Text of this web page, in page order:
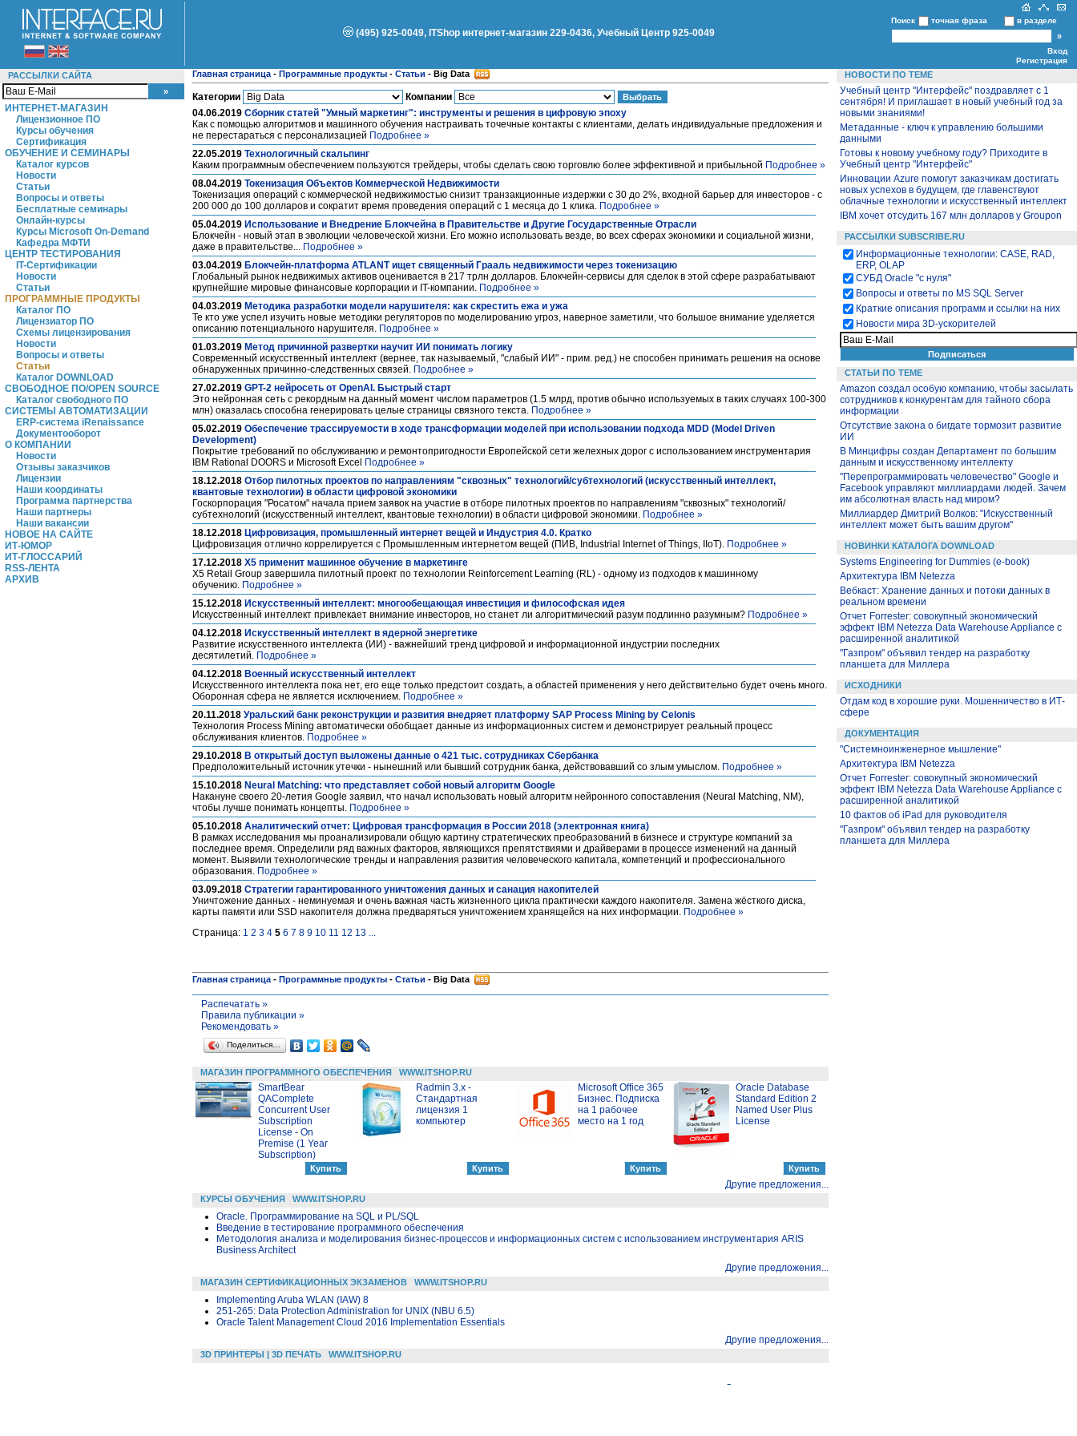
(495) 925-0049, ITShop интернет-магазин 229-0436, Учебный Центр 925-0049
Поиск точная фраза в разделе
Вход
Регистрация
РАССЫЛКИ САЙТА
ИНТЕРНЕТ-МАГАЗИН
Лицензионное ПО
Курсы обучения
Сертификация
ОБУЧЕНИЕ И СЕМИНАРЫ
Каталог курсов
Новости
Статьи
Вопросы и ответы
Бесплатные семинары
Онлайн-курсы
Курсы Microsoft On-Demand
Кафедра МФТИ
ЦЕНТР ТЕСТИРОВАНИЯ
IT-Сертификации
Новости
Статьи
ПРОГРАММНЫЕ ПРОДУКТЫ
Каталог ПО
Лицензиатор ПО
Схемы лицензирования
Новости
Вопросы и ответы
Статьи
Каталог DOWNLOAD
СВОБОДНОЕ ПО/OPEN SOURCE
Каталог свободного ПО
СИСТЕМЫ АВТОМАТИЗАЦИИ
ERP-система iRenaissance
Документооборот
О КОМПАНИИ
Новости
Отзывы заказчиков
Лицензии
Наши координаты
Программа партнерства
Наши партнеры
Наши вакансии
НОВОЕ НА САЙТЕ
ИТ-ЮМОР
ИТ-ГЛОССАРИЙ
RSS-ЛЕНТА
АРХИВ
Главная страница - Программные продукты - Статьи - Big Data
Категории
Компании
04.06.2019 Сборник статей "Умный маркетинг": инструменты и решения в цифровую эпоху
Как с помощью алгоритмов и машинного обучения настраивать точечные контакты с клиентами, делать индивидуальные предложения и
не перестараться с персонализацией Подробнее »
22.05.2019 Технологичный скальпинг
Каким программным обеспечением пользуются трейдеры, чтобы сделать свою торговлю более эффективной и прибыльной Подробнее »
08.04.2019 Токенизация Объектов Коммерческой Недвижимости
Токенизация операций с коммерческой недвижимостью снизит транзакционные издержки с 30 до 2%, входной барьер для инвесторов - с
200 000 до 100 долларов и сократит время проведения операций с 1 месяца до 1 клика. Подробнее »
05.04.2019 Использование и Внедрение Блокчейна в Правительстве и Другие Государственные Отрасли
Блокчейн - новый этап в эволюции человеческой жизни. Его можно использовать везде, во всех сферах экономики и социальной жизни,
даже в правительстве... Подробнее »
03.04.2019 Блокчейн-платформа ATLANT ищет священный Грааль недвижимости через токенизацию
Глобальный рынок недвижимых активов оценивается в 217 трлн долларов. Блокчейн-сервисы для сделок в этой сфере разрабатывают
крупнейшие мировые финансовые корпорации и IT-компании. Подробнее »
04.03.2019 Методика разработки модели нарушителя: как скрестить ежа и ужа
Те кто уже успел изучить новые методики регуляторов по моделированию угроз, наверное заметили, что большое внимание уделяется
описанию потенциального нарушителя. Подробнее »
01.03.2019 Метод причинной развертки научит ИИ понимать логику
Современный искусственный интеллект (вернее, так называемый, "слабый ИИ" - прим. ред.) не способен принимать решения на основе
обнаруженных причинно-следственных связей. Подробнее »
27.02.2019 GPT-2 нейросеть от OpenAI. Быстрый старт
Это нейронная сеть с рекордным на данный момент числом параметров (1.5 млрд, против обычно используемых в таких случаях 100-300
млн) оказалась способна генерировать целые страницы связного текста. Подробнее »
05.02.2019 Обеспечение трассируемости в ходе трансформации моделей при использовании подхода MDD (Model Driven
Development)
Покрытие требований по обслуживанию и ремонтопригодности Европейской сети желехных дорог с использованием инструментария
IBM Rational DOORS и Microsoft Excel
Подробнее »
18.12.2018 Отбор пилотных проектов по направлениям "сквозных" технологий/субтехнологий (искусственный интеллект,
квантовые технологии) в области цифровой экономики
Госкорпорация "Росатом" начала прием заявок на участие в отборе пилотных проектов по направлениям "сквозных" технологий/
субтехнологий (искусственный интеллект, квантовые технологии) в области цифровой экономики. Подробнее »
18.12.2018 Цифровизация, промышленный интернет вещей и Индустрия 4.0. Кратко
Цифровизация отлично коррелируется с Промышленным интернетом вещей (ПИВ, Industrial Internet of Things, IIoT). Подробнее »
17.12.2018 X5 применит машинное обучение в маркетинге
X5 Retail Group завершила пилотный проект по технологии Reinforcement Learning (RL) - одному из подходов к машинному
обучению. Подробнее »
15.12.2018 Искусственный интеллект: многообещающая инвестиция и философская идея
Искусственный интеллект привлекает внимание инвесторов, но станет ли алгоритмический разум подлинно разумным? Подробнее »
04.12.2018 Искусственный интеллект в ядерной энергетике
Развитие искусственного интеллекта (ИИ) - важнейший тренд цифровой и информационной индустрии последних
десятилетий. Подробнее »
04.12.2018 Военный искусственный интеллект
Искусственного интеллекта пока нет, его еще только предстоит создать, а областей применения у него действительно будет очень много.
Оборонная сфера не является исключением. Подробнее »
20.11.2018 Уральский банк реконструкции и развития внедряет платформу SAP Process Mining by Celonis
Технология Process Mining автоматически обобщает данные из информационных систем и демонстрирует реальный процесс
обслуживания клиентов. Подробнее »
29.10.2018 В открытый доступ выложены данные о 421 тыс. сотрудниках Сбербанка
Предположительный источник утечки - нынешний или бывший сотрудник банка, действовавший со злым умыслом. Подробнее »
15.10.2018 Neural Matching: что представляет собой новый алгоритм Google
Накануне своего 20-летия Google заявил, что начал использовать новый алгоритм нейронного сопоставления (Neural Matching, NM),
чтобы лучше понимать концепты. Подробнее »
05.10.2018 Аналитический отчет: Цифровая трансформация в России 2018 (электронная книга)
В рамках исследования мы проанализировали общую картину стратегических преобразований в бизнесе и структуре компаний за
последнее время. Определили ряд важных факторов, являющихся препятствиями и драйверами в процессе изменений на данный
момент. Выявили технологические тренды и направления развития человеческого капитала, компетенций и профессионального
образования. Подробнее »
03.09.2018 Стратегии гарантированного уничтожения данных и санация накопителей
Уничтожение данных - неминуемая и очень важная часть жизненного цикла практически каждого накопителя. Замена жёсткого диска,
карты памяти или SSD накопителя должна предваряться уничтожением хранящейся на них информации. Подробнее »
Страница: 1 2 3 4 5 6 7 8 9 10 11 12 13 ...
Главная страница - Программные продукты - Статьи - Big Data
Распечатать »
Правила публикации »
Рекомендовать »
Поделиться…
МАГАЗИН ПРОГРАММНОГО ОБЕСПЕЧЕНИЯ WWW.ITSHOP.RU
SmartBear
QAComplete
Concurrent User
Subscription
License - On
Premise (1 Year
Subscription)
Radmin 3.x -
Стандартная
лицензия 1
компьютер
Microsoft Office 365
Бизнес. Подписка
на 1 рабочее
место на 1 год
Oracle Database
Standard Edition 2
Named User Plus
License
Другие предложения...
КУРСЫ ОБУЧЕНИЯ WWW.ITSHOP.RU
Oracle. Программирование на SQL и PL/SQL
Введение в тестирование программного обеспечения
Методология анализа и моделирования бизнес-процессов и информационных систем с использованием инструментария ARIS
Business Architect
Другие предложения...
МАГАЗИН СЕРТИФИКАЦИОННЫХ ЭКЗАМЕНОВ WWW.ITSHOP.RU
Implementing Aruba WLAN (IAW) 8
251-265: Data Protection Administration for UNIX (NBU 6.5)
Oracle Talent Management Cloud 2016 Implementation Essentials
Другие предложения...
3D ПРИНТЕРЫ | 3D ПЕЧАТЬ WWW.ITSHOP.RU
Другие предложения...
НОВОСТИ ПО ТЕМЕ
Учебный центр "Интерфейс" поздравляет с 1
сентября! И приглашает в новый учебный год за
новыми знаниями!
Метаданные - ключ к управлению большими
данными
Готовы к новому учебному году? Приходите в
Учебный центр "Интерфейс"
Инновации Azure помогут заказчикам достигать
новых успехов в будущем, где главенствуют
облачные технологии и искусственный интеллект
IBM хочет отсудить 167 млн долларов у Groupon
РАССЫЛКИ SUBSCRIBE.RU
Информационные технологии: CASE, RAD,
ERP, OLAP
СУБД Oracle "с нуля"
Вопросы и ответы по MS SQL Server
Краткие описания программ и ссылки на них
Новости мира 3D-ускорителей
СТАТЬИ ПО ТЕМЕ
Amazon создал особую компанию, чтобы засылать
сотрудников к конкурентам для тайного сбора
информации
Отсутствие закона о бигдате тормозит развитие
ИИ
В Минцифры создан Департамент по большим
данным и искусственному интеллекту
"Перепрограммировать человечество"‎ Google и
Facebook управляют миллиардами людей. Зачем
им абсолютная власть над миром?
Миллиардер Дмитрий Волков: "Искусственный
интеллект может быть вашим другом"
НОВИНКИ КАТАЛОГА DOWNLOAD
Systems Engineering for Dummies (e-book)
Архитектура IBM Netezza
Вебкаст: Хранение данных и потоки данных в
реальном времени
Отчет Forrester: совокупный экономический
эффект IBM Netezza Data Warehouse Appliance с
расширенной аналитикой
"Газпром" объявил тендер на разработку
планшета для Миллера
ИСХОДНИКИ
Отдам код в хорошие руки. Мошенничество в ИТ-
сфере
ДОКУМЕНТАЦИЯ
"Системноинженерное мышление"
Архитектура IBM Netezza
Отчет Forrester: совокупный экономический
эффект IBM Netezza Data Warehouse Appliance с
расширенной аналитикой
10 фактов об iPad для руководителя
"Газпром" объявил тендер на разработку
планшета для Миллера